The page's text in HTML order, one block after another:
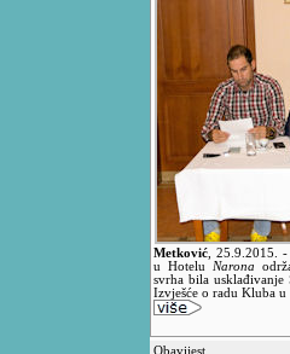
Metković 25.9.2015. -
u Hotelu Narona
svrha bila usklađivanje
Izvješće o radu Kluba
Obavijest